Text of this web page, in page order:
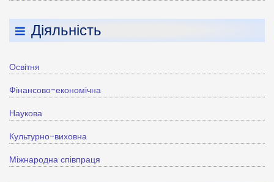
Діяльність
Освітня
Фінансово-економічна
Наукова
Культурно-виховна
Міжнародна співпраця